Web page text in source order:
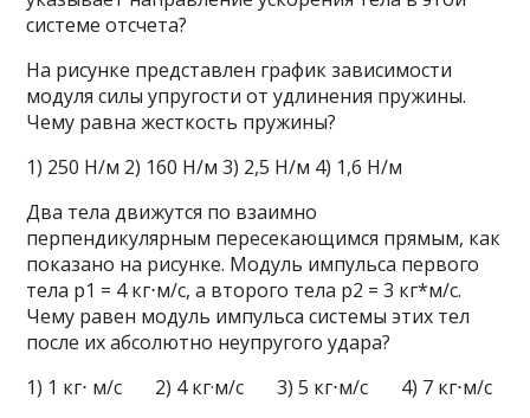
системе отсчета?
На рисунке представлен график зависимости
модуля силы упругости от удлинения пружины.
Чему равна жесткость пружины?
1) 250 Н/м 2) 160 Н/м 3) 2,5 Н/м 4) 1,6 Н/м
Два тела движутся по взаимно
перпендикулярным пересекающимся прямым, как
показано на рисунке. Модуль импульса первого
тела р1 = 4 кг⋅м/с, а второго тела р2 = 3 кг*м/с.
Чему равен модуль импульса системы этих тел
после их абсолютно неупругого удара?
1) 1 кг⋅ м/с 2) 4 кг·м/с 3) 5 кг⋅м/с 4) 7 кг⋅м/с